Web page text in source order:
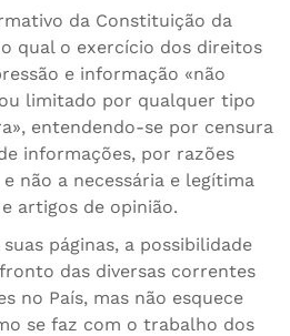
da Constituição da
qual o exercício dos direitos
e informação «não
limitado por qualquer tipo
entendendo-se por censura
informações, por razões
não a necessária e legítima
artigos de opinião.
páginas, a possibilidade
das diversas correntes
no País, mas não esquece
se faz com o trabalho dos